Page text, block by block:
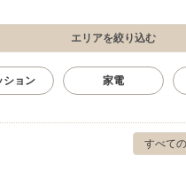
エリアを絞り込む
ション 家電
すべて